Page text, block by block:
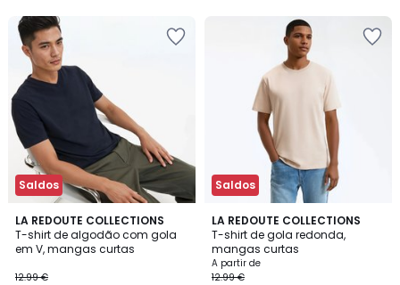
50%
de
desconto
aplicado.
Saldos
LA REDOUTE COLLECTIONS
T-shirt de algodão com gola
em V, mangas curtas
12.99 €
4,4
/ 5
5
Cores
Saldos
LA REDOUTE COLLECTIONS
T-shirt de gola redonda,
mangas curtas
A partir de
12.99 €
4,8
/ 5
11
Cores